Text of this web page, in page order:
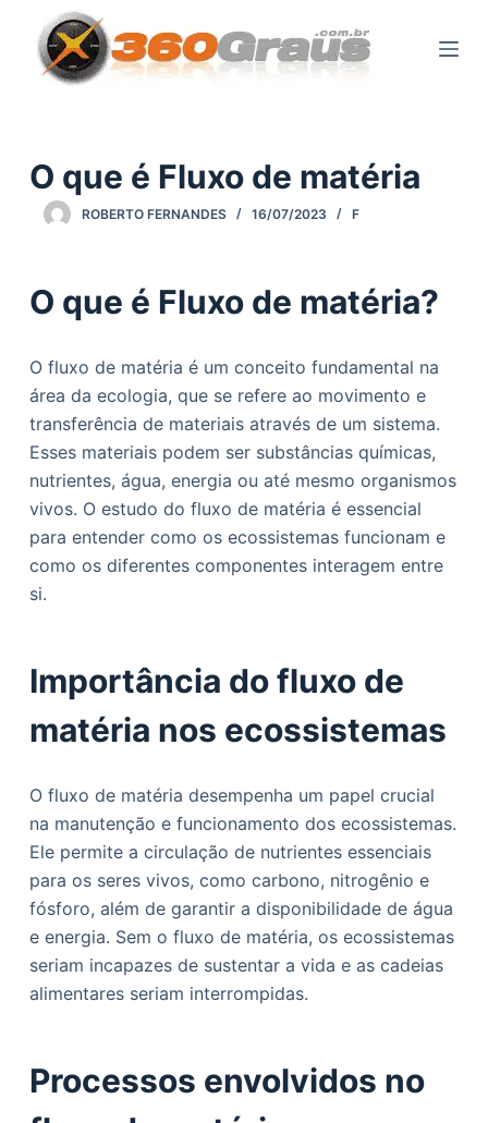
p
c
n
e
ú
d
o
O que é Fluxo de matéria
ROBERTO FERNANDES 16/07/2023 F
O que é Fluxo de matéria?
O fluxo de matéria é um conceito fundamental na
área da ecologia, que se refere ao movimento e
transferência de materiais através de um sistema.
Esses materiais podem ser substâncias químicas,
nutrientes, água, energia ou até mesmo organismos
vivos. O estudo do fluxo de matéria é essencial
para entender como os ecossistemas funcionam e
como os diferentes componentes interagem entre
si.
Importância do fluxo de
matéria nos ecossistemas
O fluxo de matéria desempenha um papel crucial
na manutenção e funcionamento dos ecossistemas.
Ele permite a circulação de nutrientes essenciais
para os seres vivos, como carbono, nitrogênio e
fósforo, além de garantir a disponibilidade de água
e energia. Sem o fluxo de matéria, os ecossistemas
seriam incapazes de sustentar a vida e as cadeias
alimentares seriam interrompidas.
Processos envolvidos no